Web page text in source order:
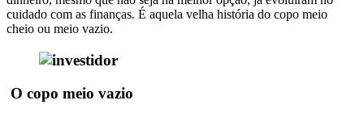
cuidado com as finanças. É aquela velha história do copo meio
cheio ou meio vazio.
O copo meio vazio